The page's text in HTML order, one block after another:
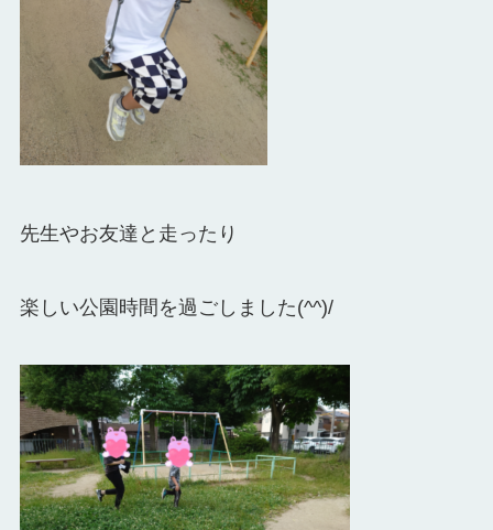
先生やお友達と走ったり
楽しい公園時間を過ごしました(^^)/